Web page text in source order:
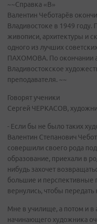
~~Справка «В»
Валентин Чеботарёв
Владивостоке в 1949 году.
живописи, архитектуры и
одного из лучших
ПАХОМОВА. По окончании
Владивостокское
преподавателя. ~~
Говорят ученики
Сергей ЧЕРКАСОВ,
- Если бы не было таких
Валентин Степанович
совершили своего рода
образование, приехали в
нибудь захочет
большие и перспективные
вернулись, чтобы передать
Мне в училище, а потом и в
начинающего художника